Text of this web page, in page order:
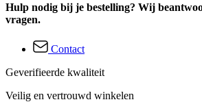
Hulp nodig bij je bestelling? Wij
vragen.
Contact
Geverifieerde kwaliteit
Veilig en vertrouwd winkelen